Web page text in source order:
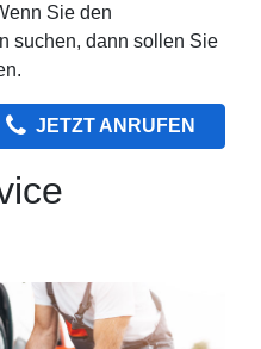
Sie den
suchen, dann sollen Sie
JETZT ANRUFEN